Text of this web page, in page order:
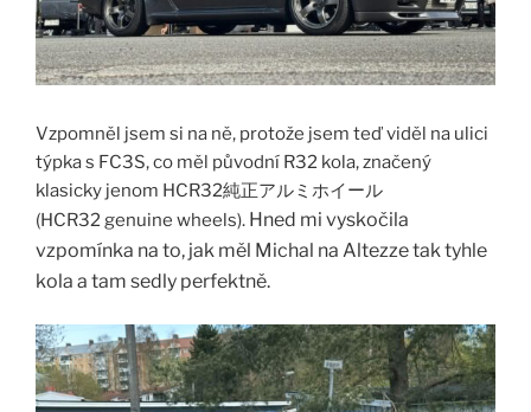
Vzpomněl jsem si na ně, protože jsem teď viděl na ulici
týpka s FC3S, co měl původní R32 kola, značený
klasicky jenom HCR32純正アルミホイール
(HCR32 genuine wheels). Hned mi vyskočila
vzpomínka na to, jak měl Michal na Altezze tak tyhle
kola a tam sedly perfektně.